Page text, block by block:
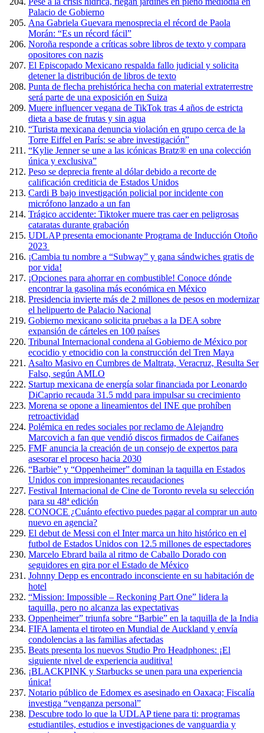
Palacio de Gobierno
Ana Gabriela Guevara menosprecia el récord de Paola
Morán: “Es un récord fácil”
Noroña responde a críticas sobre libros de texto y compara
opositores con nazis
El Episcopado Mexicano respalda fallo judicial y solicita
detener la distribución de libros de texto
Punta de flecha prehistórica hecha con material extraterrestre
será parte de una exposición en Suiza
Muere influencer vegana de TikTok tras 4 años de estricta
dieta a base de frutas y sin agua
“Turista mexicana denuncia violación en grupo cerca de la
Torre Eiffel en París: se abre investigación”
“Kylie Jenner se une a las icónicas Bratz® en una colección
única y exclusiva”
Peso se deprecia frente al dólar debido a recorte de
calificación crediticia de Estados Unidos
Cardi B bajo investigación policial por incidente con
micrófono lanzado a un fan
Trágico accidente: Tiktoker muere tras caer en peligrosas
cataratas durante grabación
UDLAP presenta emocionante Programa de Inducción Otoño
2023
¡Cambia tu nombre a “Subway” y gana sándwiches gratis de
por vida!
¡Opciones para ahorrar en combustible! Conoce dónde
encontrar la gasolina más económica en México
Presidencia invierte más de 2 millones de pesos en modernizar
el helipuerto de Palacio Nacional
Gobierno mexicano solicita pruebas a la DEA sobre
expansión de cárteles en 100 países
Tribunal Internacional condena al Gobierno de México por
ecocidio y etnocidio con la construcción del Tren Maya
Asalto Masivo en Cumbres de Maltrata, Veracruz, Resulta Ser
Falso, según AMLO
Startup mexicana de energía solar financiada por Leonardo
DiCaprio recauda 31.5 mdd para impulsar su crecimiento
Morena se opone a lineamientos del INE que prohíben
retroactividad
Polémica en redes sociales por reclamo de Alejandro
Marcovich a fan que vendió discos firmados de Caifanes
FMF anuncia la creación de un consejo de expertos para
asesorar el proceso hacia 2030
“Barbie” y “Oppenheimer” dominan la taquilla en Estados
Unidos con impresionantes recaudaciones
Festival Internacional de Cine de Toronto revela su selección
para su 48ª edición
CONOCE ¿Cuánto efectivo puedes pagar al comprar un auto
nuevo en agencia?
El debut de Messi con el Inter marca un hito histórico en el
futbol de Estados Unidos con 12.5 millones de espectadores
Marcelo Ebrard baila al ritmo de Caballo Dorado con
seguidores en gira por el Estado de México
Johnny Depp es encontrado inconsciente en su habitación de
hotel
“Mission: Impossible – Reckoning Part One” lidera la
taquilla, pero no alcanza las expectativas
Oppenheimer” triunfa sobre “Barbie” en la taquilla de la India
FIFA lamenta el tiroteo en Mundial de Auckland y envía
condolencias a las familias afectadas
Beats presenta los nuevos Studio Pro Headphones: ¡El
siguiente nivel de experiencia auditiva!
¡BLACKPINK y Starbucks se unen para una experiencia
única!
Notario público de Edomex es asesinado en Oaxaca; Fiscalía
investiga “venganza personal”
Descubre todo lo que la UDLAP tiene para ti: programas
estudiantiles, estudios e investigaciones de vanguardia y